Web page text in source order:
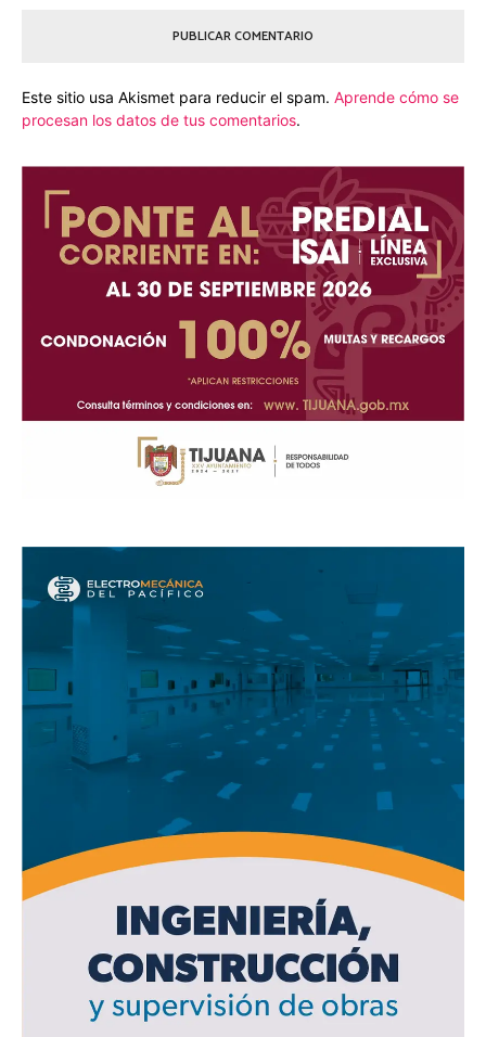
Este sitio usa Akismet para reducir el spam. Aprende cómo se
procesan los datos de tus comentarios.